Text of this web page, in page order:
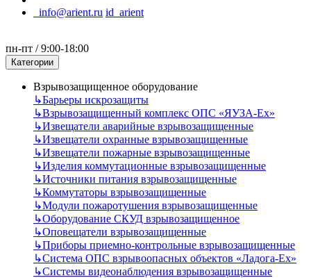
info@arient.ru id_arient
пн-пт / 9:00-18:00
Категории
Взрывозащищенное оборудование
↳Барьеры искрозащиты
↳Взрывозащищенный комплекс ОПС «ЯУЗА-Ех»
↳Извещатели аварийные взрывозащищенные
↳Извещатели охранные взрывозащищенные
↳Извещатели пожарные взрывозащищенные
↳Изделия коммутационные взрывозащищенные
↳Источники питания взрывозащищенные
↳Коммутаторы взрывозащищенные
↳Модули пожаротушения взрывозащищенные
↳Оборудование СКУД взрывозащищенное
↳Оповещатели взрывозащищенные
↳Приборы приемно-контрольные взрывозащищенные
↳Система ОПС взрывоопасных объектов «Ладога-Ex»
↳Системы видеонаблюдения взрывозащищенные